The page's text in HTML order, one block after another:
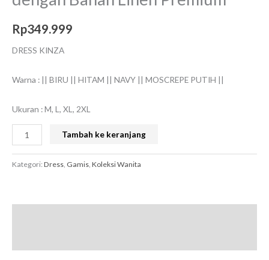
Rp349.999
DRESS KINZA
Warna : || BIRU || HITAM || NAVY || MOSCREPE PUTIH ||
Ukuran : M, L, XL, 2XL
Tambah ke keranjang
Kategori:Dress, Gamis, Koleksi Wanita